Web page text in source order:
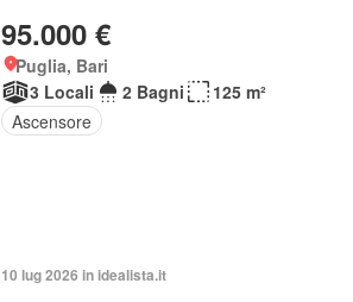
95.000 €
Puglia, Bari
3 Locali
2 Bagni
125 m²
Ascensore
10 lug 2026 in idealista.it